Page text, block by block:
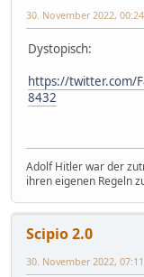
30. November 2022,
Dystopisch:
https://twitter.com/
8432
Adolf Hitler war der
ihren eigenen Regeln
Scipio 2.0
30. November 2022,